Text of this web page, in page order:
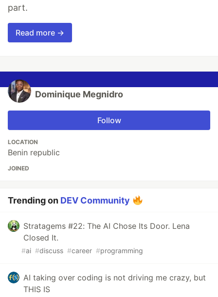
part.
Read more →
Dominique Megnidro
Follow
LOCATION
Benin republic
JOINED
Trending on DEV Community
Stratagems #22: The AI Chose Its Door. Lena
Closed It.
#ai #discuss #career #programming
AI taking over coding is not driving me crazy, but
THIS IS